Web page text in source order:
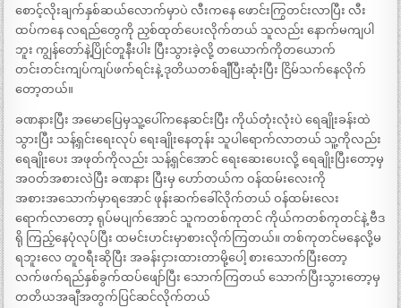
စောင့်လိုးချက်နှစ်ဆယ်လောက်မှာပဲ လီးကနေ ဖောင်းကြွတင်းလာပြီး လီး
ထပ်ကနေ လရည်တွေကို ညှစ်ထုတ်ပေးလိုက်တယ် သူလည်း နောက်မကျပါ
ဘူး ကျွန်တော်နဲ့ပြိုင်တူနီးပါး ပြီးသွားခဲ့လို့ တယောက်ကိုတယောက်
တင်းတင်းကျပ်ကျပ်ဖက်ရင်းနဲ့ ဒုတိယတစ်ချီပြီးဆုံးပြီး ငြိမ်သက်နေလိုက်
တော့တယ်။
ခဏနားပြီး အမောပြေမှသူ့ပေါ်ကနေဆင်းပြီး ကိုယ်တုံးလုံးပဲ ရေချိုးခန်းထဲ
သွားပြီး သန့်ရှင်းရေးလုပ် ရေးချိုးနေတုန်း သူပါရောက်လာတယ် သူ့ကိုလည်း
ရေချိုးပေး အဖုတ်ကိုလည်း သန့်ရှင်အောင် ရေးဆေးပေးလို့ ရေချိုးပြီးတော့မှ
အဝတ်အစားလဲပြီး ခဏနား ပြီးမှ ဟော်တယ်က ဝန်ထမ်းလေးကို
အစားအသောက်မှာရအောင် ဖုန်းဆက်ခေါ်လိုက်တယ် ဝန်ထမ်းလေး
ရောက်လာတော့ ရုပ်မပျက်အောင် သူကတစ်ကုတင် ကိုယ်ကတစ်ကုတင်နဲ့ ဗီဒ
ရို ကြည့်နေပုံလုပ်ပြီး ထမင်းဟင်းမှာစားလိုက်ကြတယ်။ တစ်ကုတင်မနေလို့မ
ရဘူးလေ တူဝရီးဆိုပြီး အခန်းငှားထားတာမို့ပေါ့ စားသောက်ပြီးတော့
လက်ဖက်ရည်နှစ်ခွက်ထပ်ဖျော်ပြီး သောက်ကြတယ် သောက်ပြီးသွားတော့မှ
တတိယအချီအတွက်ပြင်ဆင်လိုက်တယ်